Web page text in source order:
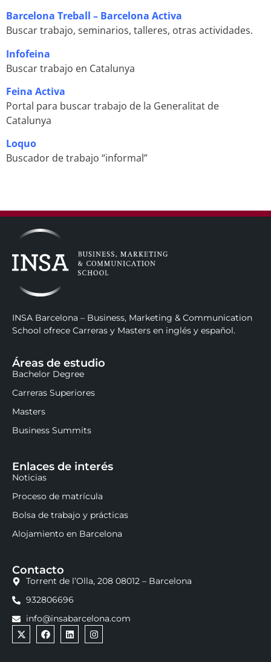
Barcelona Treball – Barcelona Activa
Buscar trabajo, seminarios, talleres, otras actividades.
Infofeina
Buscar trabajo en Catalunya
Feina Activa
Portal para buscar trabajo de la Generalitat de
Catalunya
Loquo
Buscador de trabajo “informal”
INSA Barcelona – Business, Marketing & Communication
School ofrece Carreras y Masters en inglés y español.
Áreas de estudio
Bachelor Degree
Carreras Superiores
Masters
Business Summits
Enlaces de interés
Noticias
Proceso de matrícula
Bolsa de trabajo y prácticas
Alojamiento en Barcelona
Contacto
Torrent de l’Olla, 208 08012 – Barcelona
932806696
info@insabarcelona.com